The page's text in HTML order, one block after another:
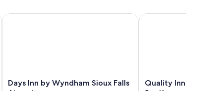
DVD
Falls
Days
Days Inn by Wyndham Sioux Falls
Days Inn by Wyndham Sioux Falls Airport
Quality
Quality Inn & Suites
Quality Inn & Suites